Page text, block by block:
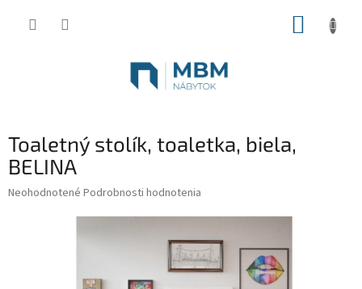
Toaletný stolík, toaletka, biela,
BELINA
Priemerné
Neohodnotené Podrobnosti hodnotenia